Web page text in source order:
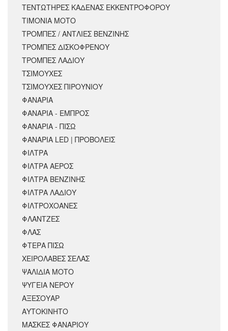
ΤΕΝΤΩΤΗΡΕΣ ΚΑΔΕΝΑΣ ΕΚΚΕΝΤΡΟΦΟΡΟΥ
ΤΙΜΟΝΙΑ ΜΟΤΟ
ΤΡΟΜΠΕΣ / ΑΝΤΛΙΕΣ ΒΕΝΖΙΝΗΣ
ΤΡΟΜΠΕΣ ΔΙΣΚΟΦΡΕΝΟΥ
ΤΡΟΜΠΕΣ ΛΑΔΙΟΥ
ΤΣΙΜΟΥΧΕΣ
ΤΣΙΜΟΥΧΕΣ ΠΙΡΟΥΝΙΟΥ
ΦΑΝΑΡΙΑ
ΦΑΝΑΡΙΑ - ΕΜΠΡΟΣ
ΦΑΝΑΡΙΑ - ΠΙΣΩ
ΦΑΝΑΡΙΑ LED | ΠΡΟΒΟΛΕΙΣ
ΦΙΛΤΡΑ
ΦΙΛΤΡΑ ΑΕΡΟΣ
ΦΙΛΤΡΑ ΒΕΝΖΙΝΗΣ
ΦΙΛΤΡΑ ΛΑΔΙΟΥ
ΦΙΛΤΡΟΧΟΑΝΕΣ
ΦΛΑΝΤΖΕΣ
ΦΛΑΣ
ΦΤΕΡΑ ΠΙΣΩ
ΧΕΙΡΟΛΑΒΕΣ ΣΕΛΑΣ
ΨΑΛΙΔΙΑ ΜΟΤΟ
ΨΥΓΕΙΑ ΝΕΡΟΥ
ΑΞΕΣΟΥΆΡ
ΑΥΤΟΚΙΝΗΤΟ
ΜΑΣΚΕΣ ΦΑΝΑΡΙΟΥ